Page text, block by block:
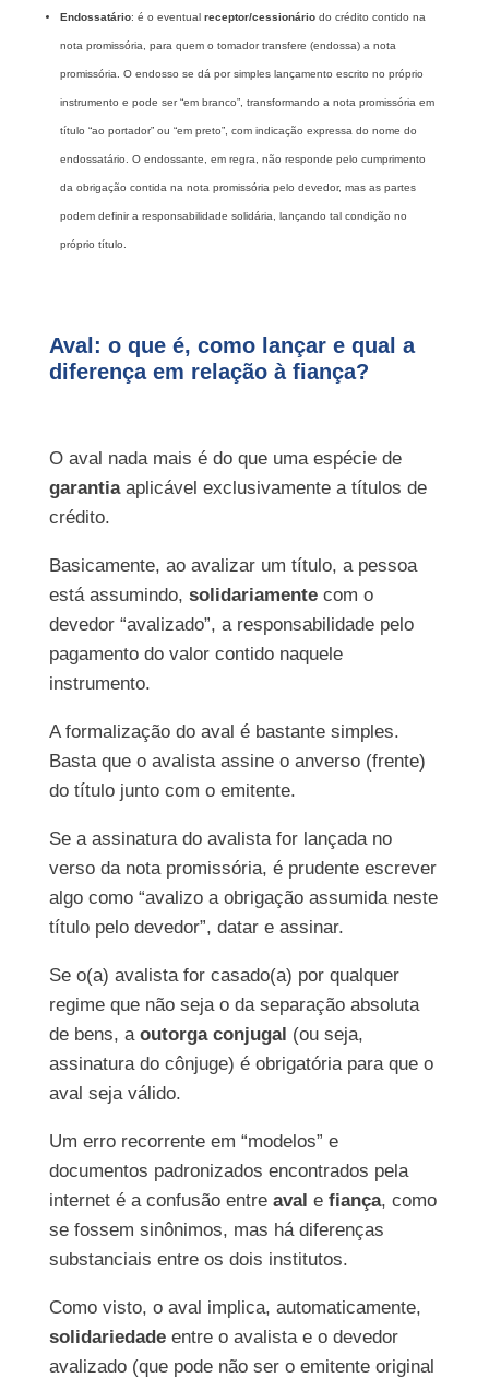
Endossatário: é o eventual receptor/cessionário do crédito contido na
nota promissória, para quem o tomador transfere (endossa) a nota
promissória. O endosso se dá por simples lançamento escrito no próprio
instrumento e pode ser “em branco”, transformando a nota promissória em
título “ao portador” ou “em preto”, com indicação expressa do nome do
endossatário. O endossante, em regra, não responde pelo cumprimento
da obrigação contida na nota promissória pelo devedor, mas as partes
podem definir a responsabilidade solidária, lançando tal condição no
próprio título.
Aval: o que é, como lançar e qual a
diferença em relação à fiança?
O aval nada mais é do que uma espécie de
garantiaaplicável exclusivamente a títulos de
crédito.
Basicamente, ao avalizar um título, a pessoa
está assumindo, solidariamentecom o
devedor “avalizado”, a responsabilidade pelo
pagamento do valor contido naquele
instrumento.
A formalização do aval é bastante simples.
Basta que o avalista assine o anverso (frente)
do título junto com o emitente.
Se a assinatura do avalista for lançada no
verso da nota promissória, é prudente escrever
algo como “avalizo a obrigação assumida neste
título pelo devedor”, datar e assinar.
Se o(a) avalista for casado(a) por qualquer
regime que não seja o da separação absoluta
de bens, a outorga conjugal (ou seja,
assinatura do cônjuge) é obrigatória para que o
aval seja válido.
Um erro recorrente em “modelos” e
documentos padronizados encontrados pela
internet é a confusão entre aval e fiança, como
se fossem sinônimos, mas há diferenças
substanciais entre os dois institutos.
Como visto, o aval implica, automaticamente,
solidariedadeentre o avalista e o devedor
avalizado (que pode não ser o emitente original